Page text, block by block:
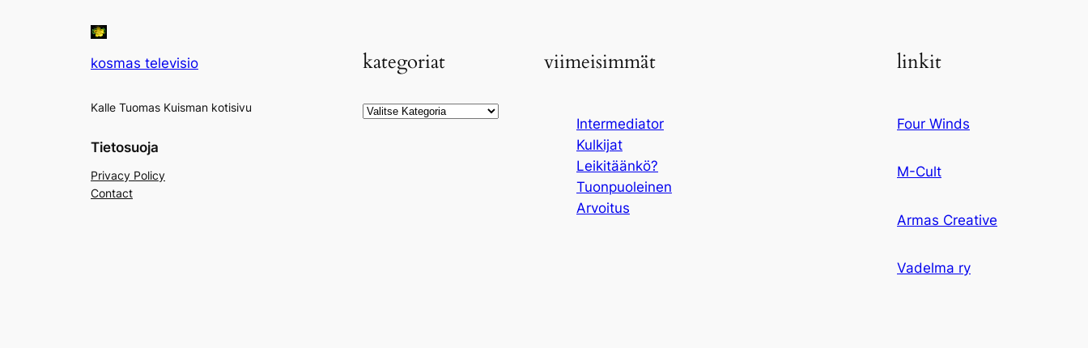
kosmas televisio
Kalle Tuomas Kuisman kotisivu
Tietosuoja
Privacy Policy
Contact
kategoriat
Kategoriat
viimeisimmät
Intermediator
Kulkijat
Leikitäänkö?
Tuonpuoleinen
Arvoitus
linkit
Four Winds
M-Cult
Armas Creative
Vadelma ry